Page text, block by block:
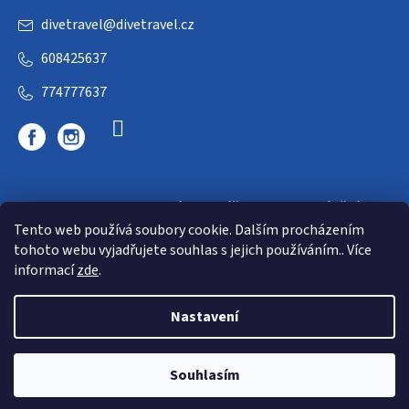
Tento web používá soubory cookie. Dalším procházením
tohoto webu vyjadřujete souhlas s jejich používáním.. Více
informacízde.
Nastavení
Souhlasím
divetravel@divetravel.cz
608425637
774777637
DIVETRAVEL - cestovní kancelář - cesty za potápěním
Shoptet |mime digital
Copyright 2026E-dive. Všechna práva vyhrazena.